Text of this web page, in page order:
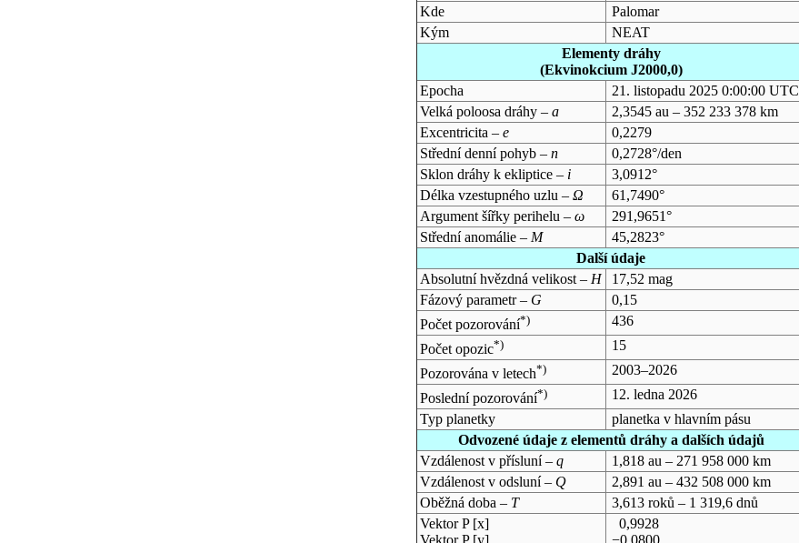
Kde
Palomar
Kým
NEAT
Elementy dráhy
(Ekvinokcium J2000,0)
Epocha
21. listopadu 2025 0:00:00 UTC
Velká poloosa dráhy – a
2,3545 au – 352 233 378 km
Excentricita – e
0,2279
Střední denní pohyb – n
0,2728°/den
Sklon dráhy k ekliptice – i
3,0912°
Délka vzestupného uzlu – Ω
61,7490°
Argument šířky perihelu – ω
291,9651°
Střední anomálie – M
45,2823°
Další údaje
Absolutní hvězdná velikost – H
17,52 mag
Fázový parametr – G
0,15
Počet pozorování*)
436
Počet opozic*)
15
Pozorována v letech*)
2003–2026
Poslední pozorování*)
12. ledna 2026
Typ planetky
planetka v hlavním pásu
Odvozené údaje z elementů dráhy a dalších údajů
Vzdálenost v přísluní – q
1,818 au – 271 958 000 km
Vzdálenost v odsluní – Q
2,891 au – 432 508 000 km
Oběžná doba – T
3,613 roků – 1 319,6 dnů
Vektor P [x]
Vektor P [y]
0,9928
−0,0800